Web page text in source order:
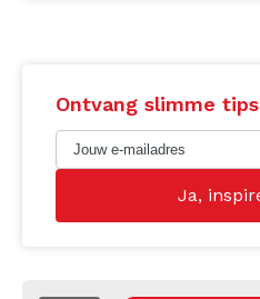
Ontvang slimme tips